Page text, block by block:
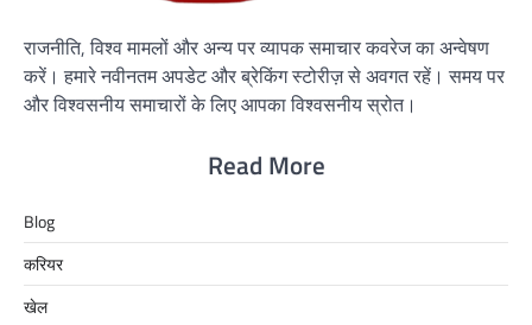
राजनीति, विश्व मामलों और अन्य पर व्यापक समाचार कवरेज का अन्वेषण
करें। हमारे नवीनतम अपडेट और ब्रेकिंग स्टोरीज़ से अवगत रहें। समय पर
और विश्वसनीय समाचारों के लिए आपका विश्वसनीय स्रोत।
Read More
Blog
करियर
खेल